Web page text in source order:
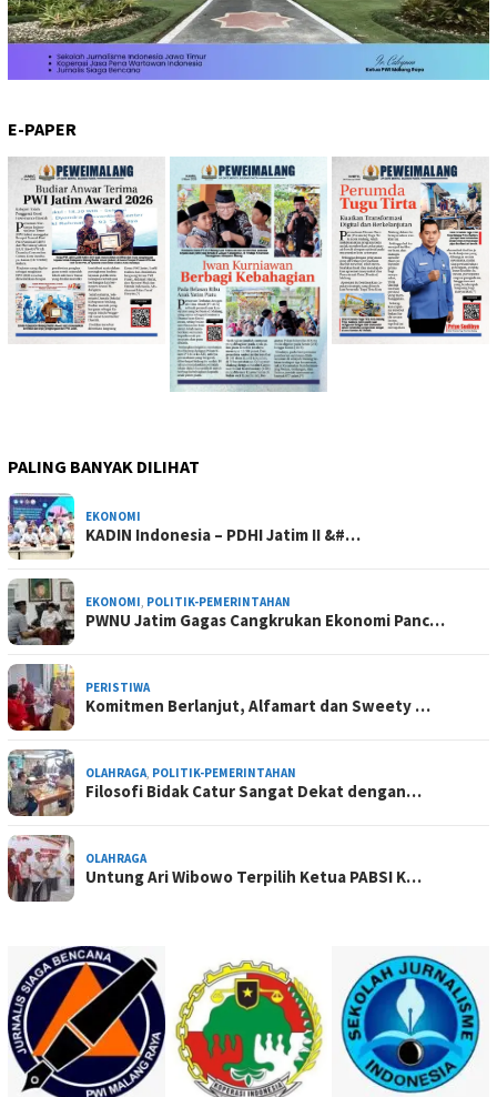
E-PAPER
PALING BANYAK DILIHAT
EKONOMI
KADIN Indonesia – PDHI Jatim II &#…
EKONOMI, POLITIK-PEMERINTAHAN
PWNU Jatim Gagas Cangkrukan Ekonomi Panc…
PERISTIWA
Komitmen Berlanjut, Alfamart dan Sweety …
OLAHRAGA, POLITIK-PEMERINTAHAN
Filosofi Bidak Catur Sangat Dekat dengan…
OLAHRAGA
Untung Ari Wibowo Terpilih Ketua PABSI K…